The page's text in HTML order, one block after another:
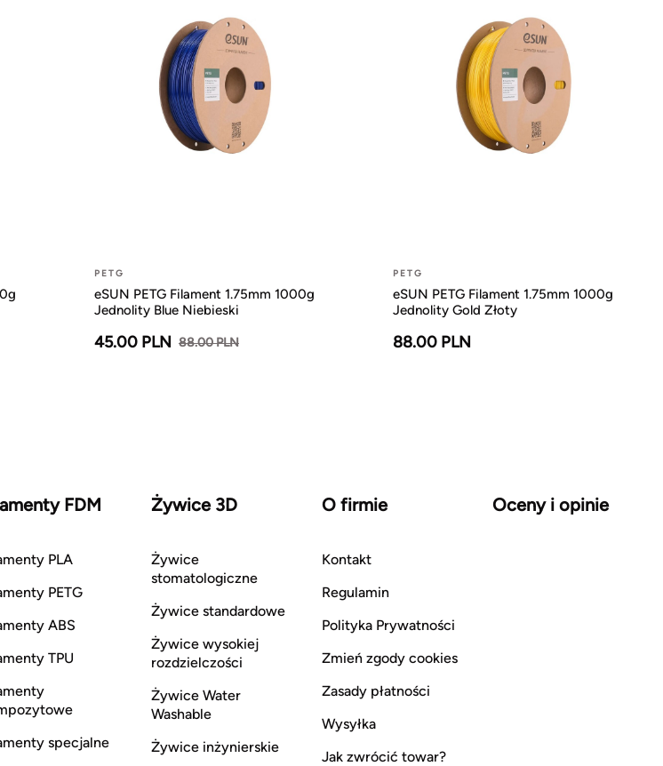
PETG
eSUN PETG Filament 1.75mm 1000g
Jednolity Blue Niebieski
45.00 PLN 88.00 PLN
PETG
eSUN PETG Filament 1.75mm 1000g
Jednolity Gold Złoty
88.00 PLN
FDM
PLA
PETG
ABS
TPU
specjalne
Żywice 3D
Żywice
stomatologiczne
Żywice standardowe
Żywice wysokiej
rozdzielczości
Żywice Water
Washable
Żywice inżynierskie
O firmie
Kontakt
Regulamin
Polityka Prywatności
Zmień zgody cookies
Zasady płatności
Wysyłka
Jak zwrócić towar?
Oceny i opinie